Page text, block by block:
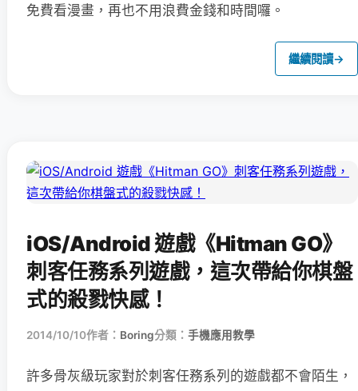
免費看漫畫，再也不用浪費金錢和時間囉。
繼續閱讀→
iOS/Android 遊戲《Hitman GO》
刺客任務系列遊戲，這次帶給你棋盤
式的殺戮快感！
2014/10/10作者： Boring分類： 手機應用教學
許多骨灰級玩家對於刺客任務系列的遊戲都不會陌生，